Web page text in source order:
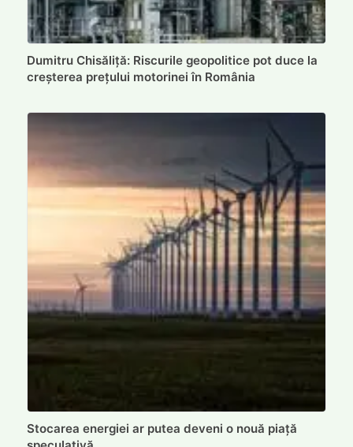
Dumitru Chisăliță: Riscurile geopolitice pot duce la
creșterea prețului motorinei în România
Stocarea energiei ar putea deveni o nouă piață